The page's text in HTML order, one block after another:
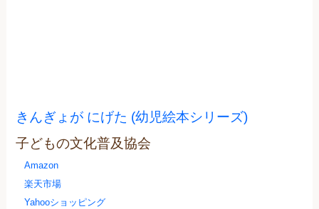
きんぎょが にげた (幼児絵本シリーズ)
子どもの文化普及協会
Amazon
楽天市場
Yahooショッピング